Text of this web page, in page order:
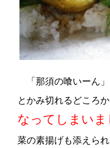
「那須の喰いーん
とかみ切れるどころ
なってしまいま
菜の素揚げも添えられ